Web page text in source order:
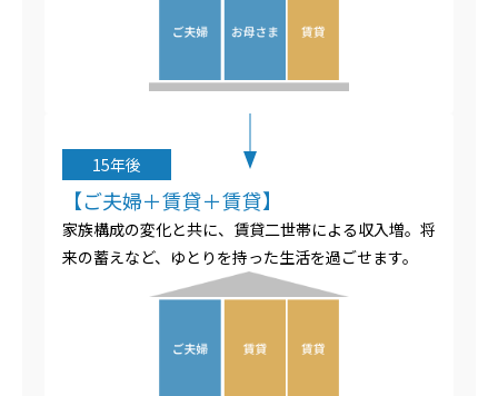
15年後
【ご夫婦＋賃貸＋賃貸】
家族構成の変化と共に、賃貸二世帯による収入増。将
来の蓄えなど、ゆとりを持った生活を過ごせます。